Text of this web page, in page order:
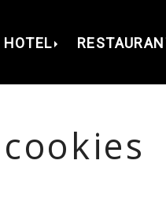
HOTEL